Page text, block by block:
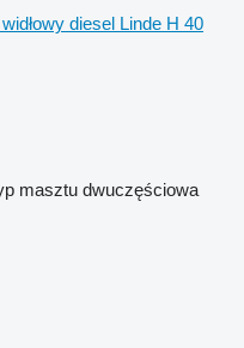
diesel Linde H 40
masztu dwuczęściowa